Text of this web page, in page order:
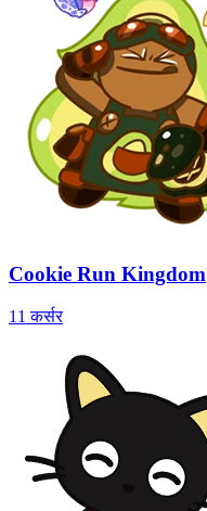
Cookie Run Kingdom
11 कर्सर